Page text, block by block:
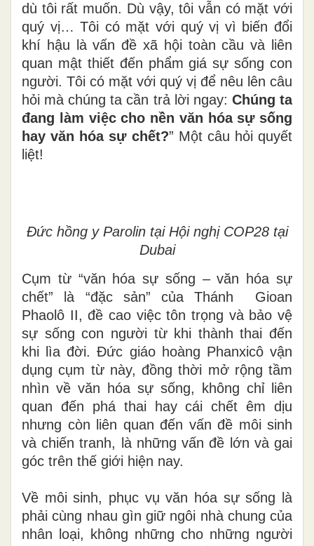
dù tôi rất muốn. Dù vậy, tôi vẫn có mặt với
quý vị… Tôi có mặt với quý vị vì biến đổi
khí hậu là vấn đề xã hội toàn cầu và liên
quan mật thiết đến phẩm giá sự sống con
người. Tôi có mặt với quý vị để nêu lên câu
hỏi mà chúng ta cần trả lời ngay: Chúng ta
đang làm việc cho nền văn hóa sự sống
hay văn hóa sự chết?” Một câu hỏi quyết
liệt!
Đức hồng y Parolin tại Hội nghị COP28 tại
Dubai
Cụm từ “văn hóa sự sống – văn hóa sự
chết” là “đặc sản” của Thánh Gioan
Phaolô II, đề cao việc tôn trọng và bảo vệ
sự sống con người từ khi thành thai đến
khi lìa đời. Đức giáo hoàng Phanxicô vận
dụng cụm từ này, đồng thời mở rộng tầm
nhìn về văn hóa sự sống, không chỉ liên
quan đến phá thai hay cái chết êm dịu
nhưng còn liên quan đến vấn đề môi sinh
và chiến tranh, là những vấn đề lớn và gai
góc trên thế giới hiện nay.
Về môi sinh, phục vụ văn hóa sự sống là
phải cùng nhau gìn giữ ngôi nhà chung của
nhân loại, không những cho những người